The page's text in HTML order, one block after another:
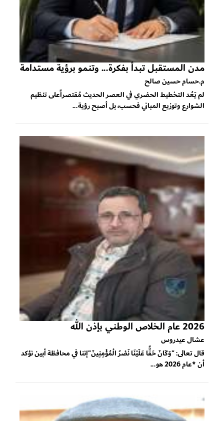
مدن المستقبل تبدأ بفكرة... وتنمو برؤية مستدامة
م.حسام حسين صالح
لم يَعُد التخطيط الحضري في العصر الحديث مُقتصراًعلى تنظيم
الشوارع وتوزيع المباني فحسب، بل أصبح رؤية...
2026 عام الخلاص الوطني بإذن الله
عشال عيدروس
قال تعالى: "وَكَانَ حَقًّا عَلَيْنَا نَصْرُ الْمُؤْمِنِينَ"إننا في محافظة أبين نؤكد
أن *عام 2026 هو...